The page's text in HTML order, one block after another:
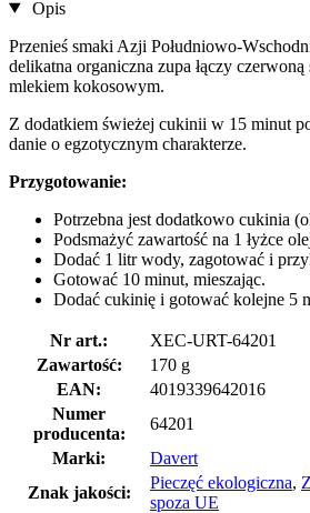
Opis
Przenieś smaki Azji Południowo-
delikatna organiczna zupa łączy
mlekiem kokosowym.
Z dodatkiem świeżej cukinii w 15 minut
danie o egzotycznym charakterze.
Przygotowanie:
Potrzebna jest dodatkowo cukinia
Podsmażyć zawartość na 1 łyżce
Dodać 1 litr wody, zagotować i
Gotować 10 minut, mieszając.
Dodać cukinię i gotować kolejne 5
Nr art.:
XEC-URT-64201
Zawartość:
170 g
EAN:
4019339642016
Numer
producenta:
64201
Marki:
Davert
Znak jakości:
Pieczęć ekologiczna,
spoza UE